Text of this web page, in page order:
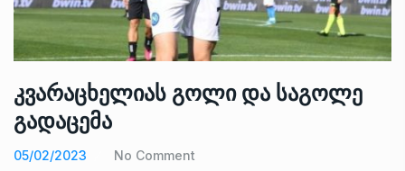
კვარაცხელიას გოლი და საგოლე
გადაცემა
05/02/2023 No Comment